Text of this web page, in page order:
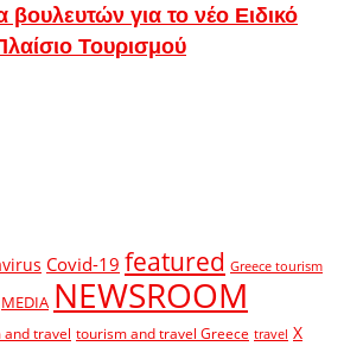
για το νέο Ειδικό
Τουρισμού
Covid-19 featured Greece tourism
MEDIA NEWSROOM
travel tourism and travel Greece travel X